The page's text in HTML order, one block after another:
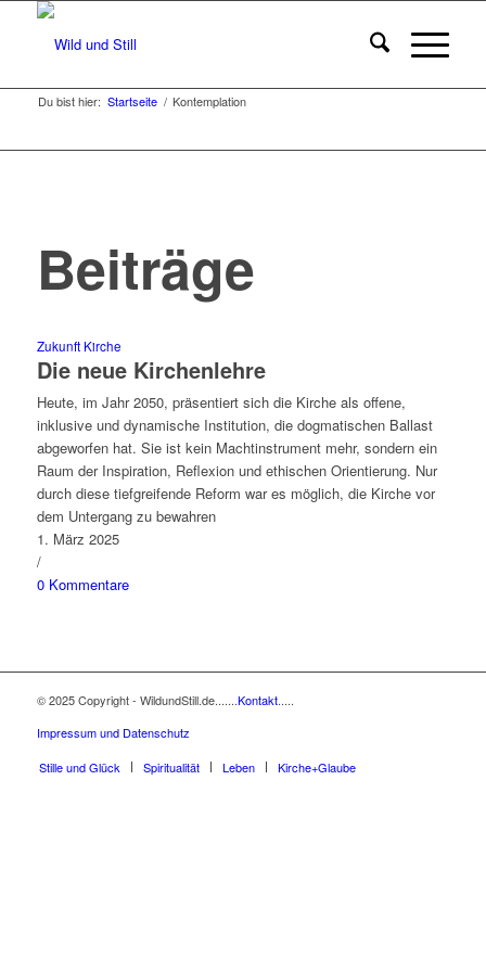
Du bist hier: Startseite / Kontemplation
Beiträge
Zukunft Kirche
Die neue Kirchenlehre
Heute, im Jahr 2050, präsentiert sich die Kirche als offene,
inklusive und dynamische Institution, die dogmatischen Ballast
abgeworfen hat. Sie ist kein Machtinstrument mehr, sondern ein
Raum der Inspiration, Reflexion und ethischen Orientierung. Nur
durch diese tiefgreifende Reform war es möglich, die Kirche vor
dem Untergang zu bewahren
1. März 2025
/
0 Kommentare
© 2025 Copyright - WildundStill.de.......Kontakt.....
Impressum und Datenschutz
Stille und Glück
Spiritualität Leben Kirche+Glaube